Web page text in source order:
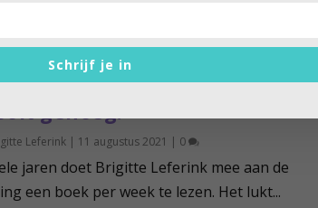
genoeg!
Leferink| 11 augustus 2021 | 0
jaren doet Brigitte Leferink mee aan de
een boek per week te lezen. Het lukt...
Schrijf je in